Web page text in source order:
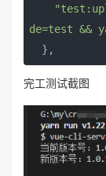
de=test &&
},
完工测试截图